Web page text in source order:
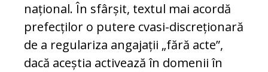
național. În sfârșit, textul mai acordă
prefecților o putere cvasi-discreționară
de a regulariza angajații „fără acte”,
dacă aceștia activează în domenii în